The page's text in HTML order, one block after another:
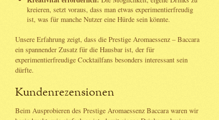
kreieren, setzt voraus, dass man etwas experimentierfreudig
ist, was für manche Nutzer eine Hürde sein könnte.
Unsere Erfahrung zeigt, dass die Prestige Aromaessenz – Baccara
ein spannender Zusatz für die Hausbar ist, der für
experimentierfreudige Cocktailfans besonders interessant sein
dürfte.
Kundenrezensionen
Beim Ausprobieren des Prestige Aromaessenz Baccara waren wir